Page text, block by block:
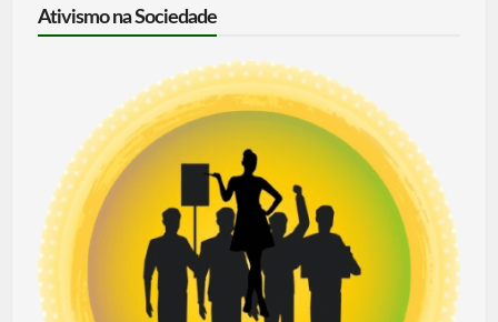
Ativismo na Sociedade